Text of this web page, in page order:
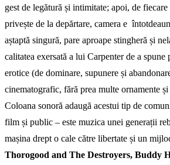
gest de legătură și intimitate; apoi, de
privește de la depărtare, camera e
aștaptă singură, pare aproape stingheră și
calitatea exersată a lui Carpenter de a spune
erotice (de dominare, supunere și
cinematografic, fără prea multe ornamente
Coloana sonoră adaugă acestui tip de
film și public – este muzica unei generații
mașina drept o cale către libertate și un
Thorogood and The Destroyers, Buddy